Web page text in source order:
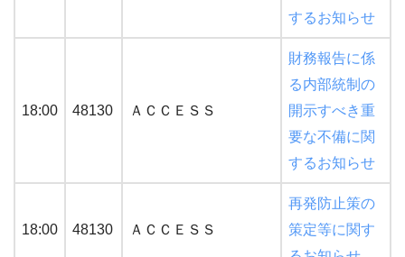
するお知らせ
18:00 48130 ＡＣＣＥＳＳ
財務報告に係
る内部統制の
開示すべき重
要な不備に関
するお知らせ
18:00 48130 ＡＣＣＥＳＳ
再発防止策の
策定等に関す